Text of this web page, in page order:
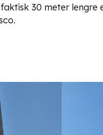
30 meter